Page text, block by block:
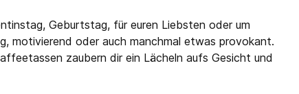
Geburtstag, für euren Liebsten oder um
motivierend oder auch manchmal etwas provokant.
zaubern dir ein Lächeln aufs Gesicht und